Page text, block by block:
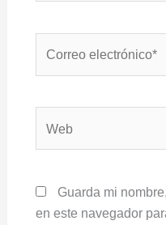
electrónico*
Guarda mi
en este navegador